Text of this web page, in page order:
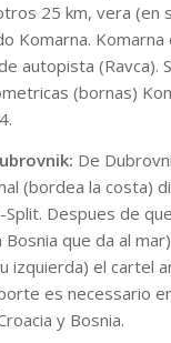
25 km, vera (en
Komarna.
autopista (Ravca).
(bornas)
De
(bordea la costa)
Despues de
Bosnia que da al
izquierda) el cartel
es necessario
y Bosnia.